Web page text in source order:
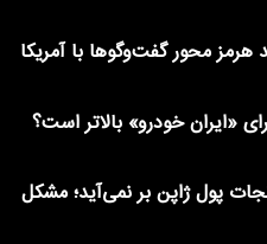
هرمز محور گفت‌وگوها با آمریکا
«ایران خودرو» بالاتر است؟
پول ژاپن بر نمی‌آید؛ مشکل